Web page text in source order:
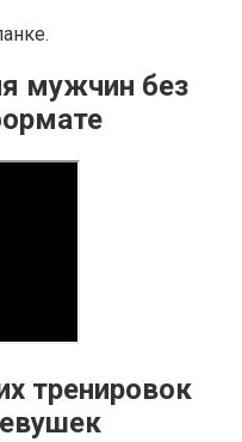
мужчин без
тренировок